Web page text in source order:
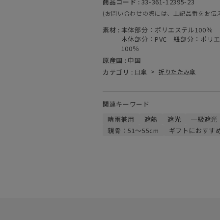
(お問い合わせの際には、上記品番をお伝
素材 : 本体部分：ポリエステル100
本体部分：PVC 紐部分：ポリ
100％
原産国 : 中国
カテゴリ : 日傘 > 折りたたみ傘
関連キーワード
晴雨兼用
遮熱 遮光
一級遮光
親骨：51～55cm
ギフトにおすす